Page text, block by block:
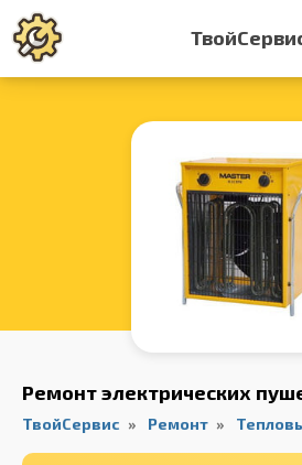
Контакты
Ремонт электрических
ТвойСервис Ремонт